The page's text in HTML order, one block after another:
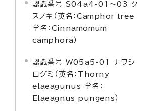
認識番号 S04a4-01～03 ク
スノキ（英名：Camphor tree
学名： Cinnamomum
camphora）
認識番号 W05a5-01 ナワシ
ログミ（英名： Thorny
elaeagunus 学名：
Elaeagnus pungens ）